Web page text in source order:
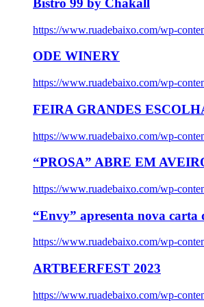
Bistro 99 by Chakall
https://www.ruadebaixo.com/wp-
ODE WINERY
https://www.ruadebaixo.com/wp-
FEIRA GRANDES
https://www.ruadebaixo.com/wp-
“PROSA” ABRE EM
https://www.ruadebaixo.com/wp-
“Envy” apresenta nova carta
https://www.ruadebaixo.com/wp-
ARTBEERFEST 2023
https://www.ruadebaixo.com/wp-